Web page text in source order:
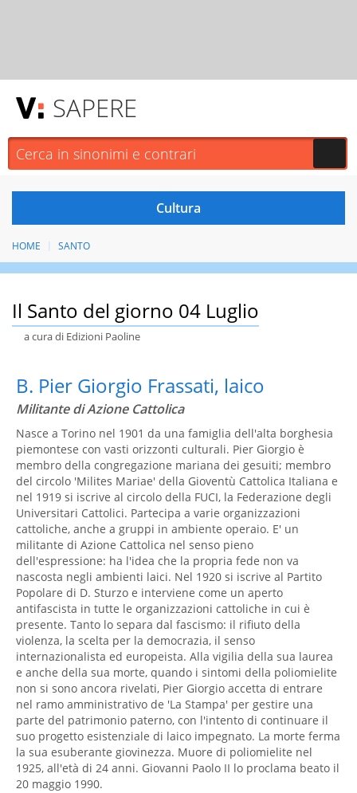
SAPERE
HOME SANTO
Il Santo del giorno 04 Luglio
a cura di Edizioni Paoline
B. Pier Giorgio Frassati, laico
Militante di Azione Cattolica
Nasce a Torino nel 1901 da una famiglia dell'alta borghesia
piemontese con vasti orizzonti culturali. Pier Giorgio è
membro della congregazione mariana dei gesuiti; membro
del circolo 'Milites Mariae' della Gioventù Cattolica Italiana e
nel 1919 si iscrive al circolo della FUCI, la Federazione degli
Universitari Cattolici. Partecipa a varie organizzazioni
cattoliche, anche a gruppi in ambiente operaio. E' un
militante di Azione Cattolica nel senso pieno
dell'espressione: ha l'idea che la propria fede non va
nascosta negli ambienti laici. Nel 1920 si iscrive al Partito
Popolare di D. Sturzo e interviene come un aperto
antifascista in tutte le organizzazioni cattoliche in cui è
presente. Tanto lo separa dal fascismo: il rifiuto della
violenza, la scelta per la democrazia, il senso
internazionalista ed europeista. Alla vigilia della sua laurea
e anche della sua morte, quando i sintomi della poliomielite
non si sono ancora rivelati, Pier Giorgio accetta di entrare
nel ramo amministrativo de 'La Stampa' per gestire una
parte del patrimonio paterno, con l'intento di continuare il
suo progetto esistenziale di laico impegnato. La morte ferma
la sua esuberante giovinezza. Muore di poliomielite nel
1925, all'età di 24 anni. Giovanni Paolo II lo proclama beato il
20 maggio 1990.